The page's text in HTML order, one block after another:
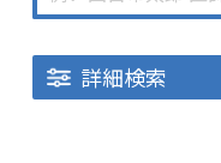
詳細検索